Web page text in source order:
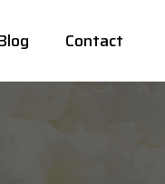
Contact